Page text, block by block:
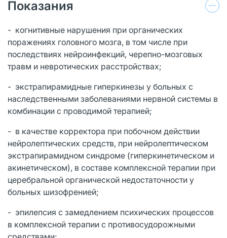
Показания
- когнитивные нарушения при органических
поражениях головного мозга, в том числе при
последствиях нейроинфекций, черепно-мозговых
травм и невротических расстройствах;
- экстрапирамидные гиперкинезы у больных с
наследственными заболеваниями нервной системы в
комбинации с проводимой терапией;
- в качестве корректора при побочном действии
нейролептических средств, при нейролептическом
экстрапирамидном синдроме (гиперкинетическом и
акинетическом), в составе комплексной терапии при
церебральной органической недостаточности у
больных шизофренией;
- эпилепсия с замедлением психических процессов
в комплексной терапии с противосудорожными